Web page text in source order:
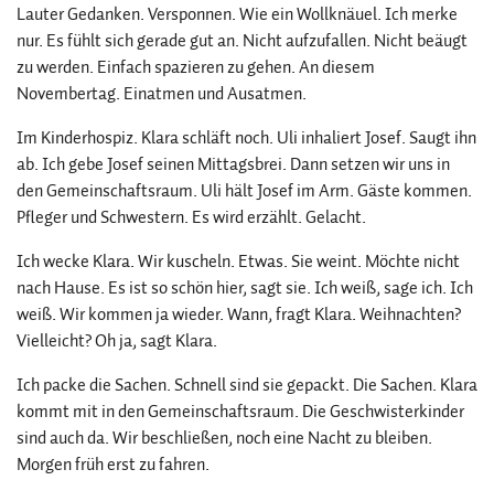
Lauter Gedanken. Versponnen. Wie ein Wollknäuel. Ich merke
nur. Es fühlt sich gerade gut an. Nicht aufzufallen. Nicht beäugt
zu werden. Einfach spazieren zu gehen. An diesem
Novembertag. Einatmen und Ausatmen.
Im Kinderhospiz. Klara schläft noch. Uli inhaliert Josef. Saugt ihn
ab. Ich gebe Josef seinen Mittagsbrei. Dann setzen wir uns in
den Gemeinschaftsraum. Uli hält Josef im Arm. Gäste kommen.
Pfleger und Schwestern. Es wird erzählt. Gelacht.
Ich wecke Klara. Wir kuscheln. Etwas. Sie weint. Möchte nicht
nach Hause. Es ist so schön hier, sagt sie. Ich weiß, sage ich. Ich
weiß. Wir kommen ja wieder. Wann, fragt Klara. Weihnachten?
Vielleicht? Oh ja, sagt Klara.
Ich packe die Sachen. Schnell sind sie gepackt. Die Sachen. Klara
kommt mit in den Gemeinschaftsraum. Die Geschwisterkinder
sind auch da. Wir beschließen, noch eine Nacht zu bleiben.
Morgen früh erst zu fahren.